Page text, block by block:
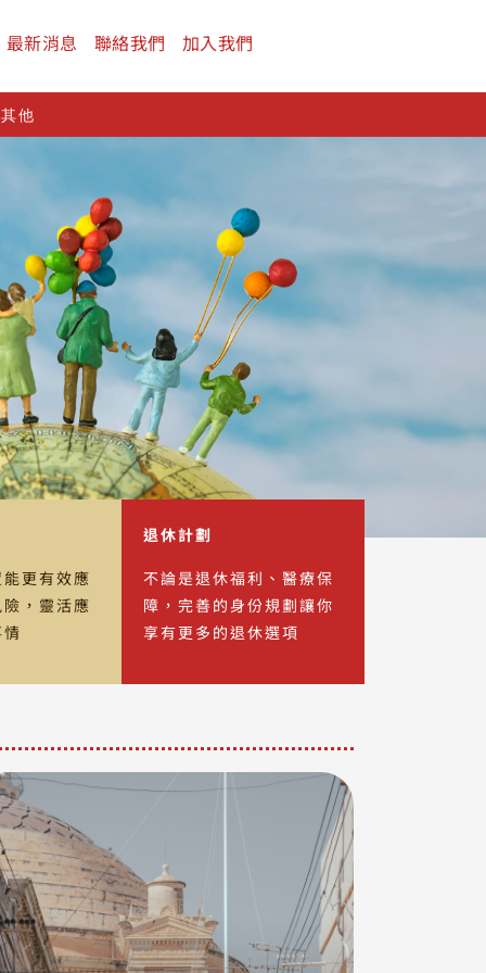
最新消息 聯絡我們 加入我們
他
更有效應
，靈活應
退休計劃
不論是退休福利、醫療保
障，完善的身份規劃讓你
享有更多的退休選項